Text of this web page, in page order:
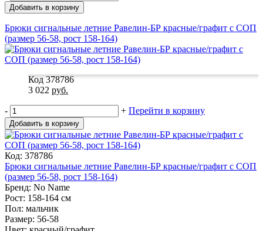
Добавить в корзину
Брюки сигнальные летние Равелин-БР красные/графит с СОП
(размер 56-58, рост 158-164)
Код 378786
3 022 руб.
- + Перейти в корзину
Добавить в корзину
Код: 378786
Брюки сигнальные летние Равелин-БР красные/графит с СОП
(размер 56-58, рост 158-164)
Бренд: No Name
Рост: 158-164 см
Пол: мальчик
Размер: 56-58